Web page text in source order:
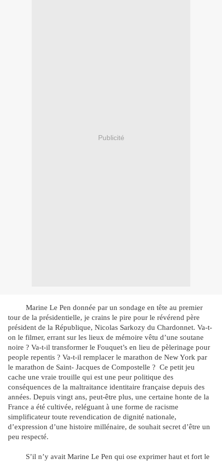
Publicité
Marine Le Pen donnée par un sondage en tête au premier
tour de la présidentielle, je crains le pire pour le révérend père
président de la République, Nicolas Sarkozy du Chardonnet. Va-t-
on le filmer, errant sur les lieux de mémoire vêtu d’une soutane
noire ? Va-t-il transformer le Fouquet’s en lieu de pèlerinage pour
people repentis ? Va-t-il remplacer le marathon de New York par
le marathon de Saint- Jacques de Compostelle ? Ce petit jeu
cache une vraie trouille qui est une peur politique des
conséquences de la maltraitance identitaire française depuis des
années. Depuis vingt ans, peut-être plus, une certaine honte de la
France a été cultivée, reléguant à une forme de racisme
simplificateur toute revendication de dignité nationale,
d’expression d’une histoire millénaire, de souhait secret d’être un
peu respecté.
S’il n’y avait Marine Le Pen qui ose exprimer haut et fort le